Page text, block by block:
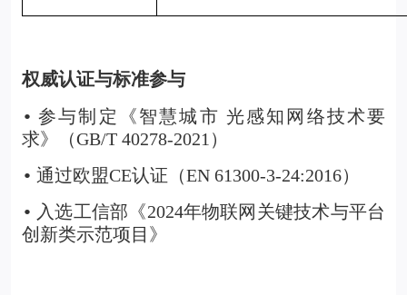
权威认证与标准参与
• 参与制定《智慧城市 光感知网络技术要
求》（GB/T 40278-2021）
• 通过欧盟CE认证（EN 61300-3-24:2016）
• 入选工信部《2024年物联网关键技术与平台
创新类示范项目》